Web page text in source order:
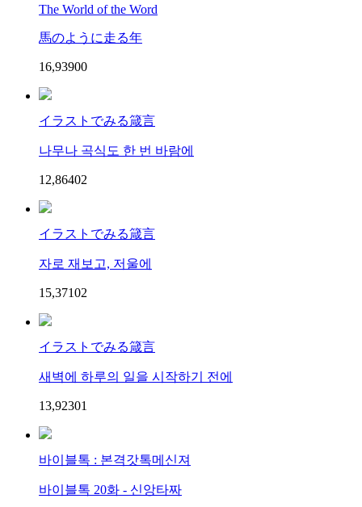
The World of the Word
馬のように走る年
16,93900
イラストでみる箴言
나무나 곡식도 한 번 바람에
12,86402
イラストでみる箴言
자로 재보고, 저울에
15,37102
イラストでみる箴言
새벽에 하루의 일을 시작하기 전에
13,92301
바이블톡 : 본격갓톡메신져
바이블톡 20화 - 신앙타짜